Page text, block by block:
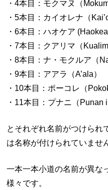
・4本目：モクマヌ（
・5本目：カイオレナ（
・6本目：ハオケア
・7本目：クアリマ（
・8本目：ナ・モクルア（
・9本目：アアラ（A’ala）
・10本目：ポーコレ（
・11本目：プナニ（Punan i
とそれぞれ名前がつけられ
は名称が付けられていませ
一本一本小道の名前が異な
様々です。